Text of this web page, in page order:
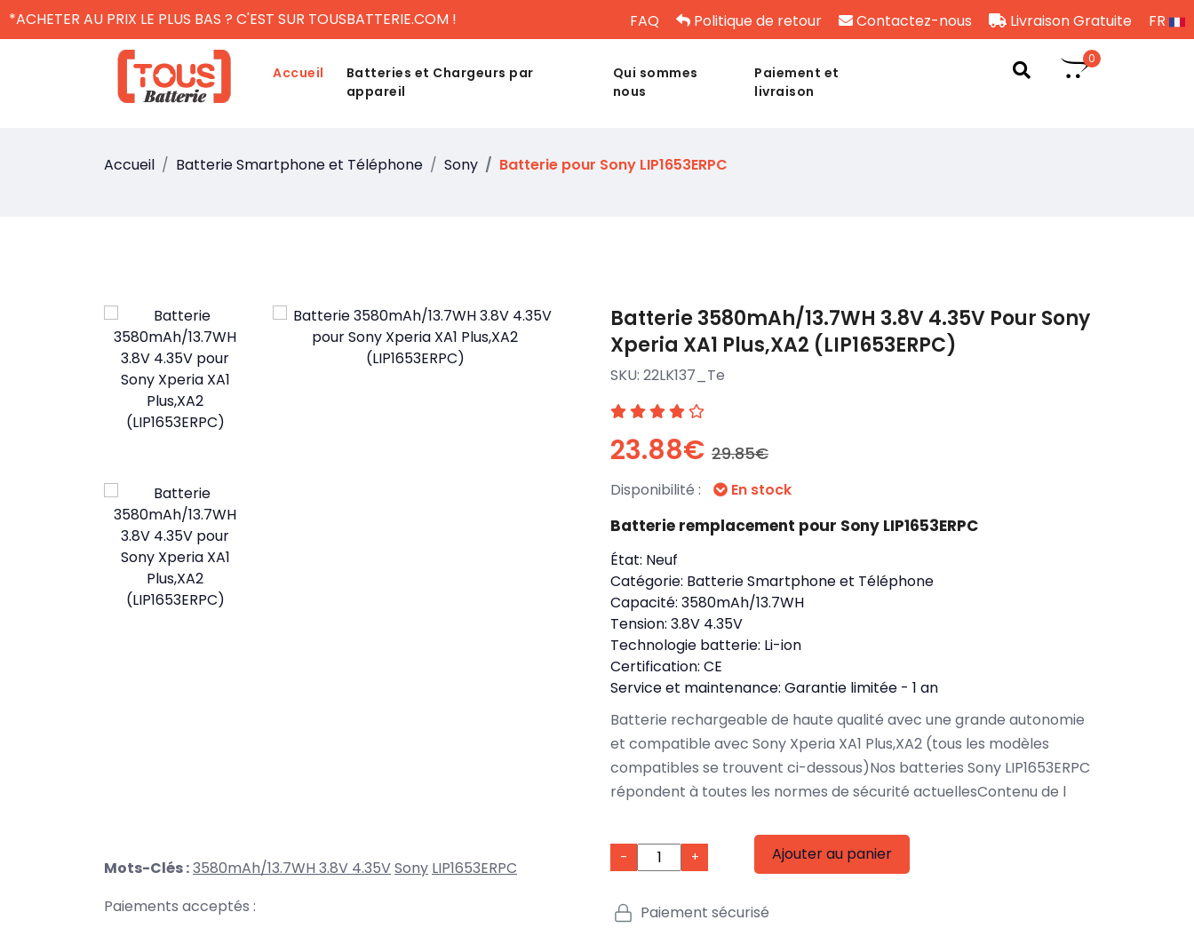
*ACHETER AU PRIX LE PLUS BAS ? C'EST SUR TOUSBATTERIE.COM ! FAQ Politique de retour Contactez-nous Livraison Gratuite FR
Accueil
Batteries et Chargeurs par
appareil
Qui sommes
nous
Paiement et
livraison
0
Accueil Batterie Smartphone et Téléphone Sony Batterie pour Sony LIP1653ERPC
Mots-Clés :3580mAh/13.7WH 3.8V 4.35VSony LIP1653ERPC
Paiements acceptés :
Batterie 3580mAh/13.7WH 3.8V 4.35V Pour Sony
Xperia XA1 Plus,XA2 (LIP1653ERPC)
SKU: 22LK137_Te
23.88€ 29.85€
Disponibilité : En stock
Batterie remplacement pour Sony LIP1653ERPC
État: Neuf
Catégorie: Batterie Smartphone et Téléphone
Capacité: 3580mAh/13.7WH
Tension: 3.8V 4.35V
Technologie batterie: Li-ion
Certification: CE
Service et maintenance: Garantie limitée - 1 an
Batterie rechargeable de haute qualité avec une grande autonomie
et compatible avec Sony Xperia XA1 Plus,XA2 (tous les modèles
compatibles se trouvent ci-dessous)Nos batteries Sony LIP1653ERPC
répondent à toutes les normes de sécurité actuellesContenu de l
- + Ajouter au panier
Paiement sécurisé